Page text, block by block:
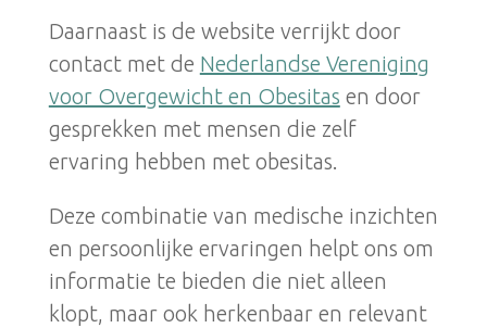
Daarnaast is de website verrijkt door
contact met de Nederlandse Vereniging
voor Overgewicht en Obesitas en door
gesprekken met mensen die zelf
ervaring hebben met obesitas.
Deze combinatie van medische inzichten
en persoonlijke ervaringen helpt ons om
informatie te bieden die niet alleen
klopt, maar ook herkenbaar en relevant